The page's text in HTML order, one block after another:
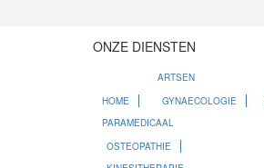
ONZE DIENSTEN
HOME
ARTSEN
GYNAECOLOGIE
PARAMEDICAAL
OSTEOPATHIE